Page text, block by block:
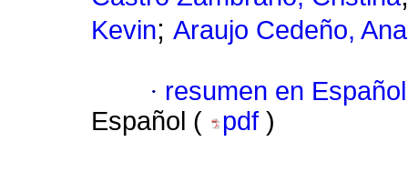
Kevin; Araujo Cedeño, Ana
· resumen en Español
Español (
pdf )